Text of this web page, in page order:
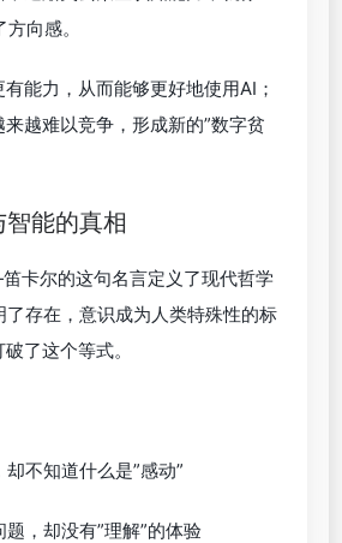
向感。
能力，从而能够更好地使用AI；
越难以竞争，形成新的”数字贫
能的真相
卡尔的这句名言定义了现代哲学
了存在，意识成为人类特殊性的标
了这个等式。
不知道什么是”感动”
，却没有”理解”的体验